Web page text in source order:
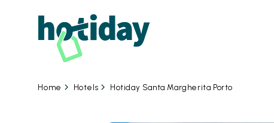
Home Hotels Hotiday Santa Margherita Porto